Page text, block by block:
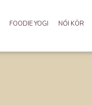
FOODIE YOGI NŐI KÖR